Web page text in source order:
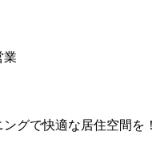
業
グで快適な居住空間を！